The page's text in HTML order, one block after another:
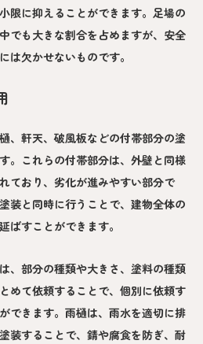
限に抑えることができます。足場の
でも大きな割合を占めますが、安全
は欠かせないものです。
、軒天、破風板などの付帯部分の塗
。これらの付帯部分は、外壁と同様
ており、劣化が進みやすい部分で
装と同時に行うことで、建物全体の
ばすことができます。
、部分の種類や大きさ、塗料の種類
めて依頼することで、個別に依頼す
できます。雨樋は、雨水を適切に排
装することで、錆や腐食を防ぎ、耐